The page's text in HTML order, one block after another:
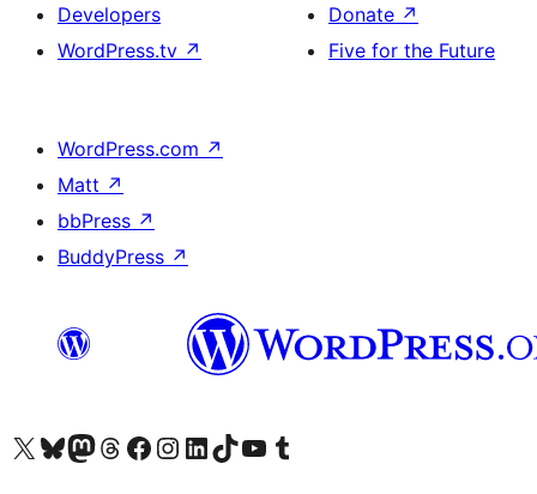
Developers
WordPress.tv ↗
Donate ↗
Five for the Future
WordPress.com ↗
Matt ↗
bbPress ↗
BuddyPress ↗
Visit our X (formerly Twitter) account
Посетите наш Bluesky налог
Visit our Mastodon account
Посетите наш налог на Threads-у Visit our Facebook page
Посетите наш Инстаграм налог
Visit our LinkedIn account
Посетите наш TikTok налог
Visit our YouTube channel
Посетите наш Tumblr налог